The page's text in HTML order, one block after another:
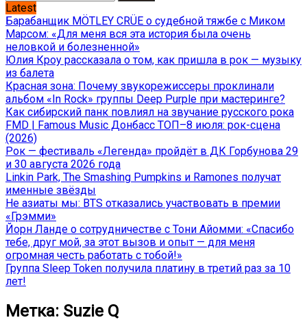
Latest
Барабанщик MÖTLEY CRÜE о судебной тяжбе с Миком
Марсом: «Для меня вся эта история была очень
неловкой и болезненной»
Юлия Кроу рассказала о том, как пришла в рок — музыку
из балета
Красная зона: Почему звукорежиссеры проклинали
альбом «In Rock» группы Deep Purple при мастеринге?
Как сибирский панк повлиял на звучание русского рока
FMD | Famous Music Донбасс ТОП–8 июля: рок-сцена
(2026)
Рок — фестиваль «Легенда» пройдёт в ДК Горбунова 29
и 30 августа 2026 года
Linkin Park, The Smashing Pumpkins и Ramones получат
именные звёзды
Не азиаты мы: BTS отказались участвовать в премии
«Грэмми»
Йорн Ланде о сотрудничестве с Тони Айомми: «Спасибо
тебе, друг мой, за этот вызов и опыт — для меня
огромная честь работать с тобой!»
Группа Sleep Token получила платину в третий раз за 10
лет!
Метка: Suzie Q